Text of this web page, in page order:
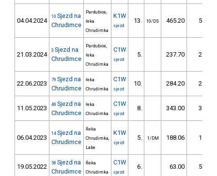
04.04.2024
10 Sjezd na
Chrudimce
Pardubice,
řeka
Chrudimka
K1W
sjezd
13. 10/DS 465.20 50,1
21.03.2024
3 Sjezd na
Chrudimce
Pardubice,
řeka
Chrudimka
C1W
sjezd
5. 237.70 24,3
22.06.2023 79 Sjezd na
Chrudimce
řeka
Chrudimka
C1W
sjezd
10. 284.20 26,1
11.05.2023 48 Sjezd na
Chrudimce
řeka
Chrudimka
C1W
sjezd
8. 343.00 35,3
06.04.2023
14 Sjezd na
Chrudimce
Řeka
Chrudimka,
Labe
K1W
sjezd
5. 1/DM 188.06 19,0
19.05.2022 58 Sjezd na
Chrudimce
Řeka
Chrudimka
C1W
sjezd
6. 63.00 54,3